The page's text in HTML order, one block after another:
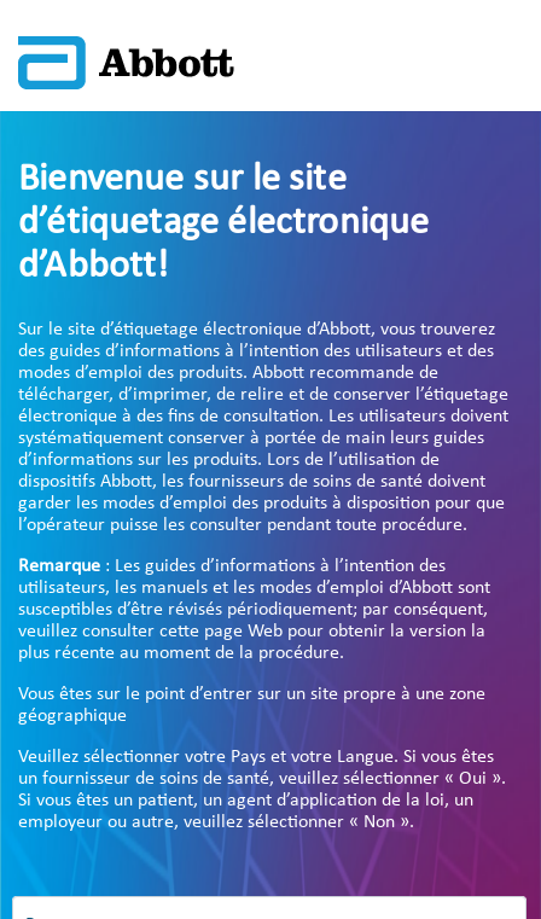
Bienvenue sur le site
d’étiquetage électronique
d’Abbott!
Sur le site d’étiquetage électronique d’Abbott, vous trouverez
des guides d’informations à l’intention des utilisateurs et des
modes d’emploi des produits. Abbott recommande de
télécharger, d’imprimer, de relire et de conserver l’étiquetage
électronique à des fins de consultation. Les utilisateurs doivent
systématiquement conserver à portée de main leurs guides
d’informations sur les produits. Lors de l’utilisation de
dispositifs Abbott, les fournisseurs de soins de santé doivent
garder les modes d’emploi des produits à disposition pour que
l’opérateur puisse les consulter pendant toute procédure.
Remarque : Les guides d’informations à l’intention des
utilisateurs, les manuels et les modes d’emploi d’Abbott sont
susceptibles d’être révisés périodiquement; par conséquent,
veuillez consulter cette page Web pour obtenir la version la
plus récente au moment de la procédure.
Vous êtes sur le point d’entrer sur un site propre à une zone
géographique
Veuillez sélectionner votre Pays et votre Langue. Si vous êtes
un fournisseur de soins de santé, veuillez sélectionner « Oui ».
Si vous êtes un patient, un agent d’application de la loi, un
employeur ou autre, veuillez sélectionner « Non ».